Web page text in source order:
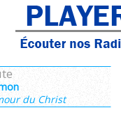
du Christ
?